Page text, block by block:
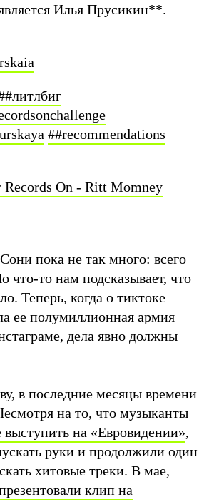
Илья Прусикин**.
##recommendations
On - Ritt Momney
пока не так много: всего
что-то нам подсказывает, что
Теперь, когда о тиктоке
ее полумиллионная армия
дела явно должны
в последние месяцы времени
на то, что музыканты
выступить на «Евровидении»,
руки и продолжили один
хитовые треки. В мае,
клип на